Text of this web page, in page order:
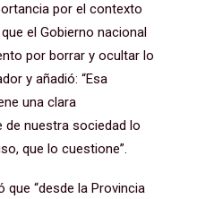
por el contexto
el Gobierno nacional
por borrar y ocultar lo
y añadió: “Esa
una clara
de nuestra sociedad lo
que lo cuestione”.
“desde la Provincia